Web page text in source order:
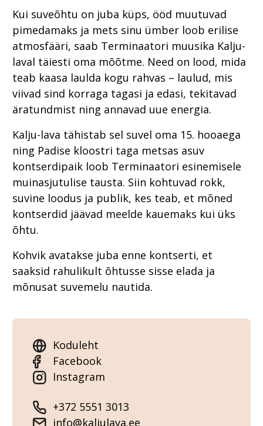
Kui suveõhtu on juba küps, ööd muutuvad
pimedamaks ja mets sinu ümber loob erilise
atmosfääri, saab Terminaatori muusika Kalju-
laval täiesti oma mõõtme. Need on lood, mida
teab kaasa laulda kogu rahvas – laulud, mis
viivad sind korraga tagasi ja edasi, tekitavad
äratundmist ning annavad uue energia.
Kalju-lava tähistab sel suvel oma 15. hooaega
ning Padise kloostri taga metsas asuv
kontserdipaik loob Terminaatori esinemisele
muinasjutulise tausta. Siin kohtuvad rokk,
suvine loodus ja publik, kes teab, et mõned
kontserdid jäävad meelde kauemaks kui üks
õhtu.
Kohvik avatakse juba enne kontserti, et
saaksid rahulikult õhtusse sisse elada ja
mõnusat suvemelu nautida.
Koduleht
Facebook
Instagram
+372 5551 3013
info@kaljulava.ee